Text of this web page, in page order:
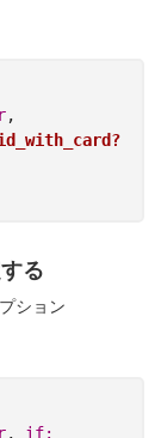
,
る
ション
, if: